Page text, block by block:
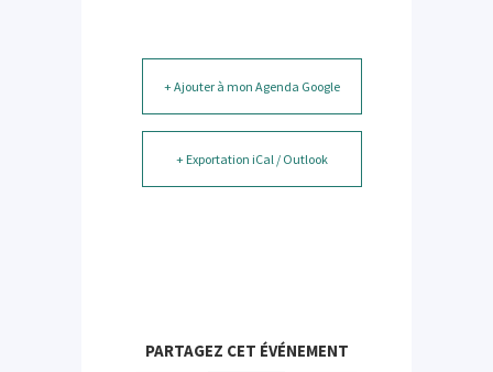
+ Ajouter à mon Agenda Google
+ Exportation iCal / Outlook
PARTAGEZ CET ÉVÉNEMENT